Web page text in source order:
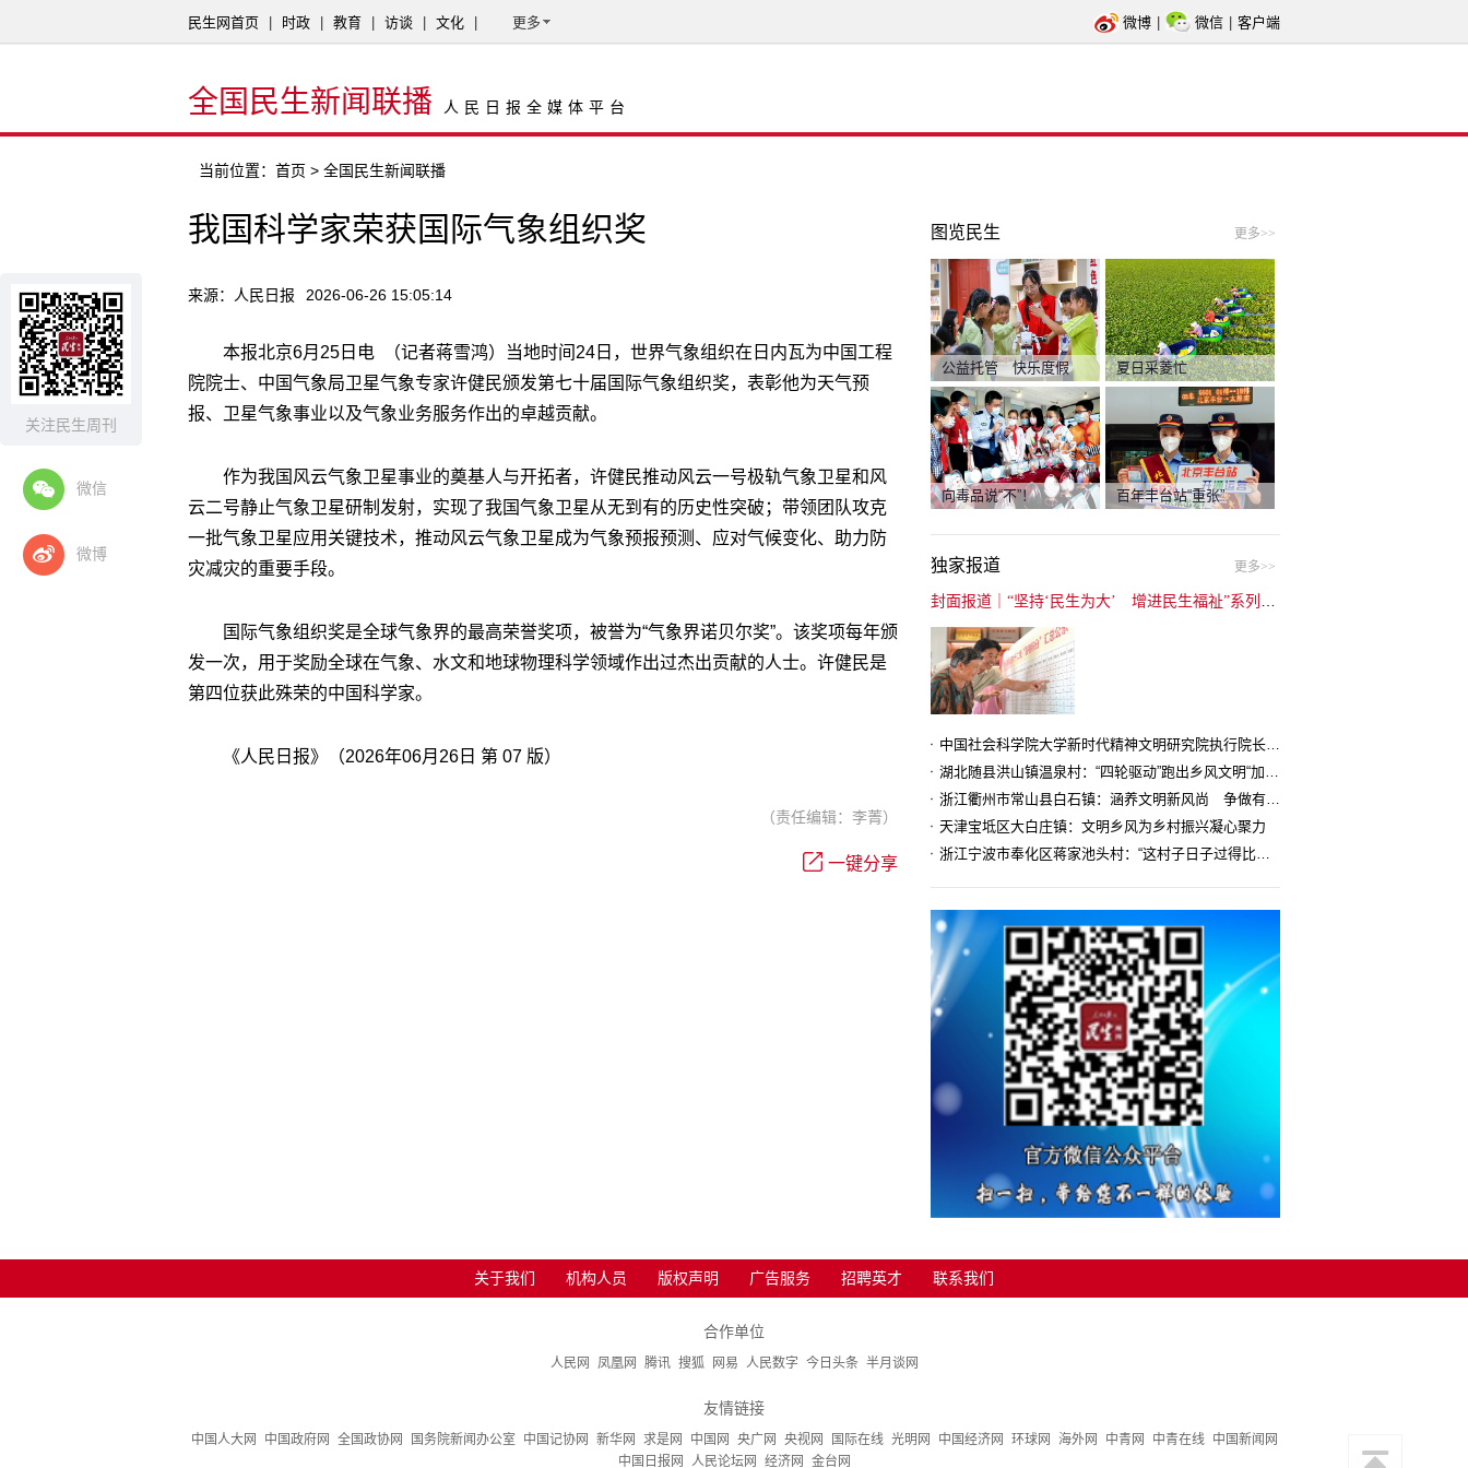
关注民生周刊
微信
微博
民生网首页 时政 教育 访谈 文化 更多 微博 微信 客户端
全国民生新闻联播 人民日报全媒体平台
当前位置： 首页 > 全国民生新闻联播
我国科学家荣获国际气象组织奖
来源：人民日报 2026-06-26 15:05:14
本报北京6月25日电 （记者蒋雪鸿）当地时间24日，世界气象组织在日内瓦为中国工程
院院士、中国气象局卫星气象专家许健民颁发第七十届国际气象组织奖，表彰他为天气预
报、卫星气象事业以及气象业务服务作出的卓越贡献。
作为我国风云气象卫星事业的奠基人与开拓者，许健民推动风云一号极轨气象卫星和风
云二号静止气象卫星研制发射，实现了我国气象卫星从无到有的历史性突破；带领团队攻克
一批气象卫星应用关键技术，推动风云气象卫星成为气象预报预测、应对气候变化、助力防
灾减灾的重要手段。
国际气象组织奖是全球气象界的最高荣誉奖项，被誉为“气象界诺贝尔奖”。该奖项每年颁
发一次，用于奖励全球在气象、水文和地球物理科学领域作出过杰出贡献的人士。许健民是
第四位获此殊荣的中国科学家。
《人民日报》（2026年06月26日 第 07 版）
（责任编辑：李菁）
一键分享
图览民生 更多>>
公益托管 快乐度假 夏日采菱忙
向毒品说“不”！ 百年丰台站“重张”
独家报道 更多>>
中国社会科学院大学新时代精神文明研究院执行院长王维国：文明村镇创建为乡村注入持久发展动力
湖北随县洪山镇温泉村：“四轮驱动”跑出乡风文明“加速度”
浙江衢州市常山县白石镇：涵养文明新风尚 争做有礼白石人
天津宝坻区大白庄镇：文明乡风为乡村振兴凝心聚力
浙江宁波市奉化区蒋家池头村：“这村子日子过得比城里还舒心”
关于我们 机构人员 版权声明 广告服务 招聘英才 联系我们
合作单位
人民网 凤凰网 腾讯 搜狐 网易 人民数字 今日头条 半月谈网
友情链接
中国人大网 中国政府网 全国政协网 国务院新闻办公室 中国记协网 新华网 求是网 中国网 央广网 央视网 国际在线 光明网 中国经济网 环球网 海外网 中青网 中青在线
中国新闻网
中国日报网
人民论坛网 经济网 金台网